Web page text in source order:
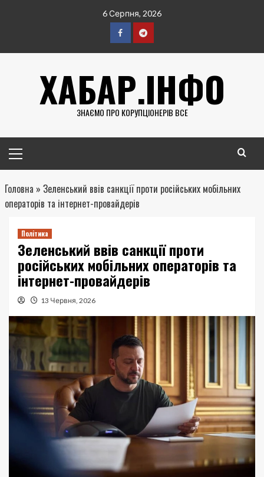
6 Серпня, 2026
FacebookTelegram
ХАБАР.ІНФО
ЗНАЄМО ПРО КОРУПЦІОНЕРІВ ВСЕ
меню
Головна » Зеленський ввів санкції проти російських мобільних
операторів та інтернет-провайдерів
Політика
Зеленський ввів санкції проти
російських мобільних операторів та
інтернет-провайдерів
13 Червня, 2026